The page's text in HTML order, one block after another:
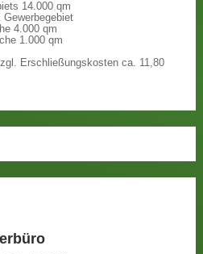
14.000 qm
4.000 qm
1.000 qm
Erschließungskosten ca. 11,80